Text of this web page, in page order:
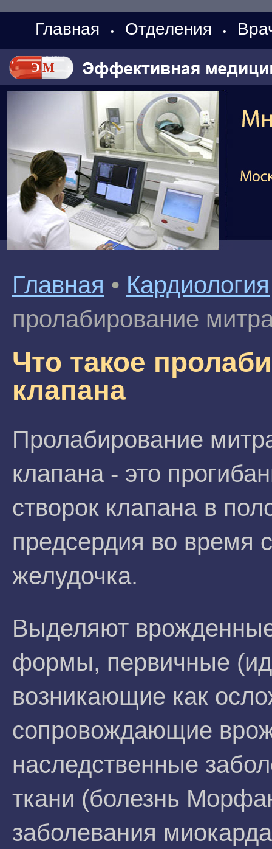
Главная • Отделения •
Главная • Кардиология
пролабирование
Что такое
клапана
Пролабирование
клапана - это
створок клапана в
предсердия во время
желудочка.
Выделяют
формы, первичные
возникающие как
сопровождающие
наследственные
ткани (болезнь
заболевания